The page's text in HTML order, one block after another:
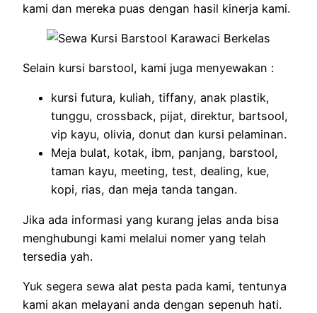
kami dan mereka puas dengan hasil kinerja kami.
Selain kursi barstool, kami juga menyewakan :
kursi futura, kuliah, tiffany, anak plastik,
tunggu, crossback, pijat, direktur, bartsool,
vip kayu, olivia, donut dan kursi pelaminan.
Meja bulat, kotak, ibm, panjang, barstool,
taman kayu, meeting, test, dealing, kue,
kopi, rias, dan meja tanda tangan.
Jika ada informasi yang kurang jelas anda bisa
menghubungi kami melalui nomer yang telah
tersedia yah.
Yuk segera sewa alat pesta pada kami, tentunya
kami akan melayani anda dengan sepenuh hati.